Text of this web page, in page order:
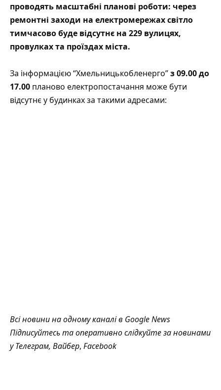
проводять масштабні планові роботи: через
ремонтні заходи на електромережах світло
тимчасово буде відсутнє на 229 вулицях,
провулках та проїздах міста.
За інформацією “Хмельницькобленерго”з 09.00 до
17.00 планово електропостачання може бути
відсутнє у будинках за такими адресами:
Всі новини на одному каналі в Google News
Підписуйтесь та оперативно слідкуйте за новинами
уТелеграм, Вайбер, Facebook